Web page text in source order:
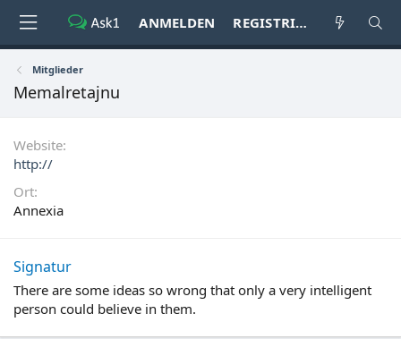
ANMELDEN REGISTRIEREN
Mitglieder
Memalretajnu
Website
http://
Ort
Annexia
Signatur
There are some ideas so wrong that only a very intelligent
person could believe in them.